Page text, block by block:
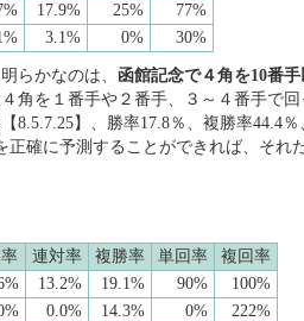
17.9% 25%
77%
3.1% 0% 30%
らかなのは、 函館記念で４角を10番
角を１番手や２番手、３～４番手で
8.5.7.25】、勝率17.8％、複勝率44.4
確に予測することができれば、それ
連対率 複勝率 単回率 複回率
13.2% 19.1% 90%
100%
0.0% 14.3% 0% 222%